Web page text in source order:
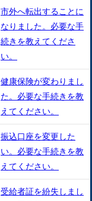
市外へ転出することに
なりました。必要な手
続きを教えてくださ
い。
健康保険が変わりまし
た。必要な手続きを教
えてください。
振込口座を変更した
い。必要な手続きを教
えてください。
受給者証を紛失しまし